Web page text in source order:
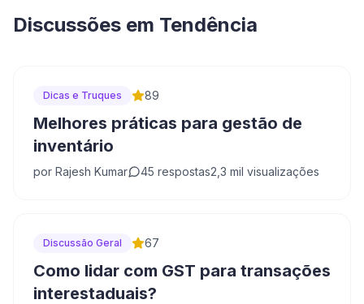
Discussões em Tendência
Dicas e Truques 89
Melhores práticas para gestão de
inventário
por Rajesh Kumar 45 respostas2,3 mil visualizações
Discussão Geral 67
Como lidar com GST para transações
interestaduais?